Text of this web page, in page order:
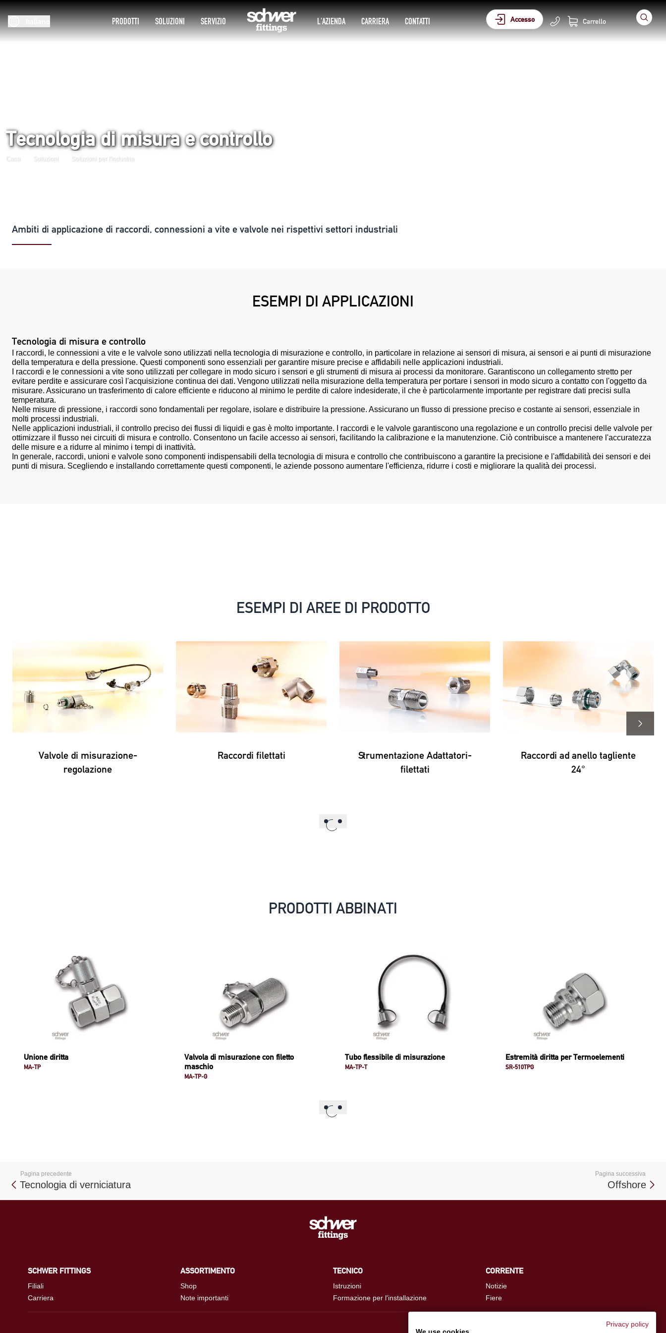
PRODOTTI SOLUZIONI SERVIZIO L'AZIENDA CARRIERA CONTATTI Accesso Carrello
Tecnologia di misura e controllo
Casa Soluzioni Soluzioni per l'industria
Ambiti di applicazione di raccordi, connessioni a vite e valvole nei rispettivi settori industriali
ESEMPI DI APPLICAZIONI
Tecnologia di misura e controllo
I raccordi, le connessioni a vite e le valvole sono utilizzati nella tecnologia di misurazione e controllo, in particolare in relazione ai sensori di misura, ai sensori e ai punti di misurazione
della temperatura e della pressione. Questi componenti sono essenziali per garantire misure precise e affidabili nelle applicazioni industriali.
I raccordi e le connessioni a vite sono utilizzati per collegare in modo sicuro i sensori e gli strumenti di misura ai processi da monitorare. Garantiscono un collegamento stretto per
evitare perdite e assicurare così l'acquisizione continua dei dati. Vengono utilizzati nella misurazione della temperatura per portare i sensori in modo sicuro a contatto con l'oggetto da
misurare. Assicurano un trasferimento di calore efficiente e riducono al minimo le perdite di calore indesiderate, il che è particolarmente importante per registrare dati precisi sulla
temperatura.
Nelle misure di pressione, i raccordi sono fondamentali per regolare, isolare e distribuire la pressione. Assicurano un flusso di pressione preciso e costante ai sensori, essenziale in
molti processi industriali.
Nelle applicazioni industriali, il controllo preciso dei flussi di liquidi e gas è molto importante. I raccordi e le valvole garantiscono una regolazione e un controllo precisi delle valvole per
ottimizzare il flusso nei circuiti di misura e controllo. Consentono un facile accesso ai sensori, facilitando la calibrazione e la manutenzione. Ciò contribuisce a mantenere l'accuratezza
delle misure e a ridurre al minimo i tempi di inattività.
In generale, raccordi, unioni e valvole sono componenti indispensabili della tecnologia di misura e controllo che contribuiscono a garantire la precisione e l'affidabilità dei sensori e dei
punti di misura. Scegliendo e installando correttamente questi componenti, le aziende possono aumentare l'efficienza, ridurre i costi e migliorare la qualità dei processi.
ESEMPI DI AREE DI PRODOTTO
Valvole di misurazione-
regolazione
Raccordi filettati
Strumentazione Adattatori-
filettati
Raccordi ad anello tagliente
24°
PRODOTTI ABBINATI
Unione diritta
MA-TP
Valvola di misurazione con filetto
maschio
MA-TP-G
Tubo flessibile di misurazione
MA-TP-T
Estremità diritta per Termoelementi
SR-510TPG
Pagina precedente
Tecnologia di verniciatura
Pagina successiva
Offshore
SCHWER FITTINGS
Filiali
Carriera
ASSORTIMENTO
Shop
Note importanti
TECNICO
Istruzioni
Formazione per l'installazione
CORRENTE
Notizie
Fiere
Privacy policy